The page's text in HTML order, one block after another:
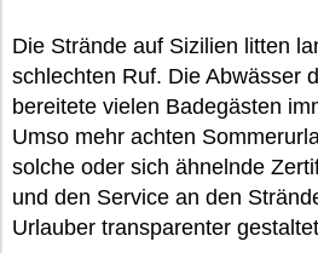
Die Strände auf Sizilien litten
schlechten Ruf. Die Abwässer
bereitete vielen Badegästen
Umso mehr achten
solche oder sich ähnelnde
und den Service an den
Urlauber transparenter